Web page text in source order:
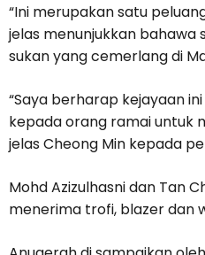
“Ini merupakan satu
jelas menunjukkan bahawa
sukan yang cemerlang di
“Saya berharap kejayaan
kepada orang ramai untuk
jelas Cheong Min kepada
Mohd Azizulhasni dan Tan
menerima trofi, blazer dan